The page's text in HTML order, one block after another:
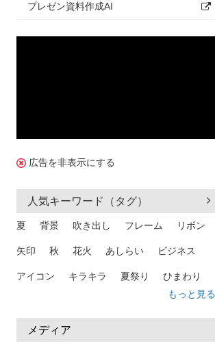
プレゼン資料作成AI
広告を非表示にする
人気キーワード（タグ）
夏 背景 吹き出し フレーム リボン
矢印 秋 花火 あしらい ビジネス
アイコン キラキラ 夏祭り ひまわり
熱中症
人物 暑中見舞い
もっと見る
メディア